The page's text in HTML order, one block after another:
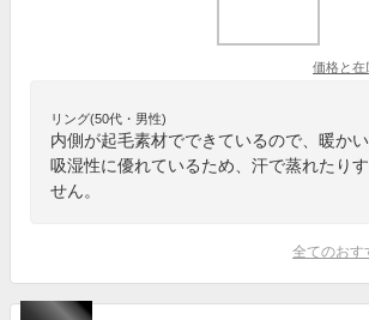
価格と在
リング(50代・男性)
内側が起毛素材でできているので、暖か
吸湿性に優れているため、汗で蒸れたり
せん。
全てのおす